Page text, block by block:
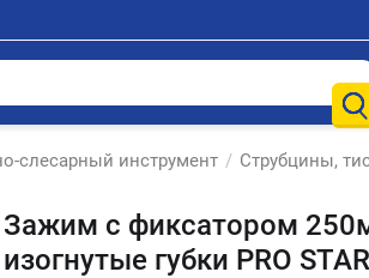
слесарный инструмент / Струбцины,
Зажим с фиксатором
изогнутые губки PRO